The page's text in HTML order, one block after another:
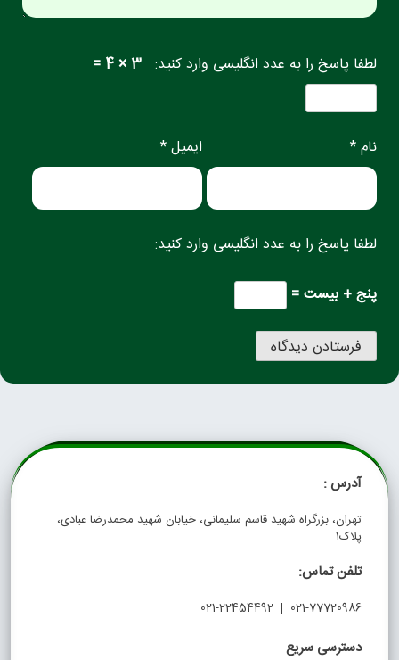
لطفا پاسخ را به عدد انگلیسی وارد کنید: 3 × 4 =
نام * ایمیل *
لطفا پاسخ را به عدد انگلیسی وارد کنید:
پنج + بیست =
آدرس :
تهران، بزرگراه شهید قاسم سلیمانی، خیابان شهید محمدرضا عبادی،
پلاک1
تلفن تماس:
021-77720986 | 021-22454492
دسترسی سریع